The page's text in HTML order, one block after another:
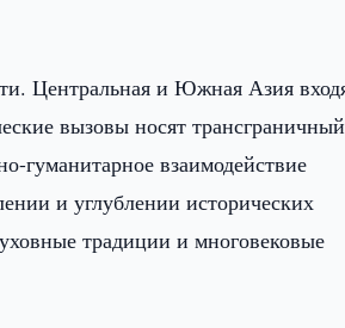
Центральная и Южная Азия
вызовы носят трансграничный
гуманитарное взаимодействие
и углублении исторических
традиции и многовековые